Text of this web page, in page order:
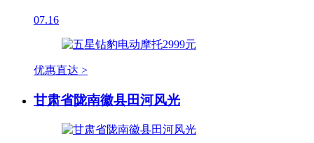
07.16
优惠直达 >
甘肃省陇南徽县田河风光